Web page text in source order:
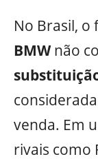
No Brasil, o
BMWnão
venda. Em
rivais como